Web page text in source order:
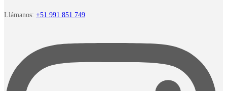
Llámanos: +51 991 851 749